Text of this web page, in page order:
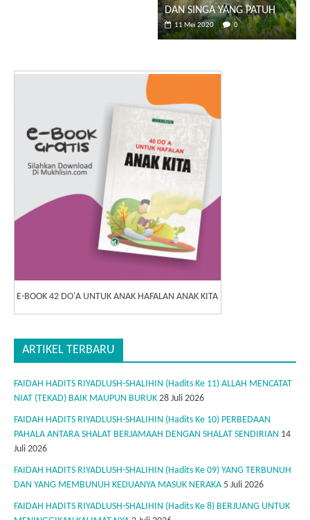
DAN SINGA YANG PATUH
11 Mei 2020 0
E-BOOK 42 DO'A UNTUK ANAK HAFALAN ANAK KITA
ARTIKEL TERBARU
FAIDAH HADITS RIYADLUSH-SHALIHIN (Hadits Ke 11) ALLAH MENCATAT
NIAT (TEKAD) BAIK MAUPUN BURUK 28 Juli 2026
FAIDAH HADITS RIYADLUSH-SHALIHIN (Hadits Ke 10) PERBEDAAN
PAHALA ANTARA SHALAT BERJAMAAH DENGAN SHALAT SENDIRIAN 14
Juli 2026
FAIDAH HADITS RIYADLUSH-SHALIHIN (Hadits Ke 09) YANG TERBUNUH
DAN YANG MEMBUNUH KEDUANYA MASUK NERAKA 5 Juli 2026
FAIDAH HADITS RIYADLUSH-SHALIHIN (Hadits Ke 8) BERJUANG UNTUK